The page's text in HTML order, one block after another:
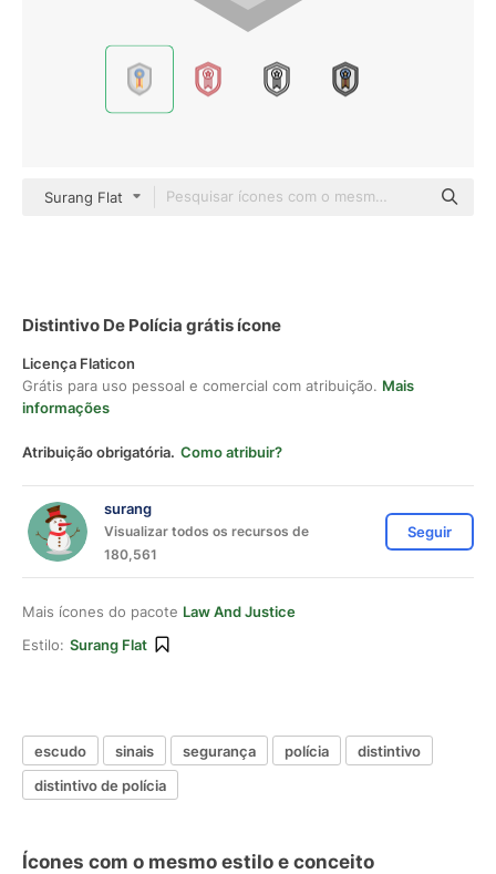
Surang Flat
Distintivo De Polícia grátis ícone
Licença Flaticon
Grátis para uso pessoal e comercial com atribuição. Mais
informações
Atribuição obrigatória. Como atribuir?
surang
Visualizar todos os recursos de
180,561
Seguir
Mais ícones do pacote Law And Justice
Estilo: Surang Flat
escudo sinais segurança polícia
distintivo
distintivo de polícia
Ícones com o mesmo estilo e conceito